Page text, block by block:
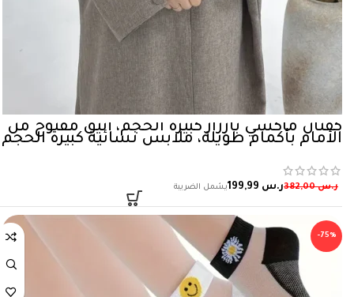
كفتان ماكسي بأزرار كبيرة الحجم، أنيق مفتوح من
الأمام بأكمام طويلة، ملابس نسائية كبيرة الحجم
ر.س382,00 ر.س
-75%